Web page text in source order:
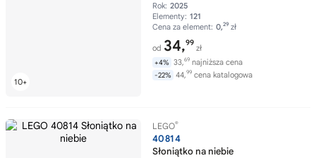
Rok: 2025
Elementy: 121
Cena za element: 0,29 zł
od 34,99
zł
+4% 33,69 najniższa cena
-22% 44,99 cena katalogowa
LEGO®
40814
Słoniątko na niebie